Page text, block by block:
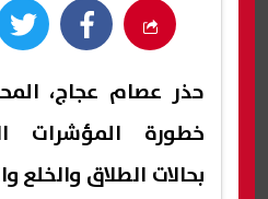
حذر عصام عجاج،
خطورة المؤشرات
بحالات الطلاق